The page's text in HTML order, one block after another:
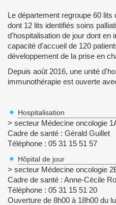
Le département regroupe 60
dont 12 lits identifiés soins
d'hospitalisation de jour dont en
capacité d'accueil de 120
développement de la prise en
Depuis août 2016, une unité
immunothérapie est ouverte
Hospitalisation
> secteur Médecine oncologie
Cadre de santé : Gérald Guillet
Téléphone : 05 31 15 51 57
Hôpital de jour
> secteur Médecine oncologie
Cadre de santé : Anne-Cécile
Téléphone : 05 31 15 51 20
Ouverture de 8h00 à 18h00 du